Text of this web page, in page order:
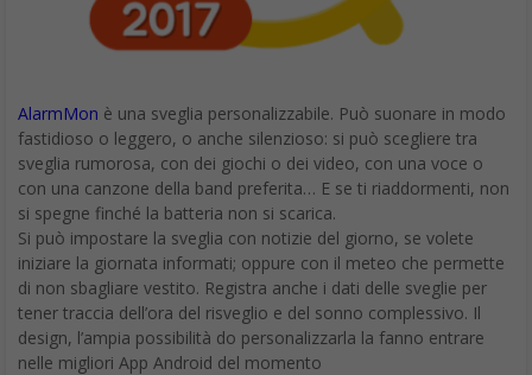
AlarmMon è una sveglia personalizzabile. Può suonare in modo
fastidioso o leggero, o anche silenzioso: si può scegliere tra
sveglia rumorosa, con dei giochi o dei video, con una voce o
con una canzone della band preferita… E se ti riaddormenti, non
si spegne finché la batteria non si scarica.
Si può impostare la sveglia con notizie del giorno, se volete
iniziare la giornata informati; oppure con il meteo che permette
di non sbagliare vestito. Registra anche i dati delle sveglie per
tener traccia dell’ora del risveglio e del sonno complessivo. Il
design, l’ampia possibilità do personalizzarla la fanno entrare
nelle migliori App Android del momento